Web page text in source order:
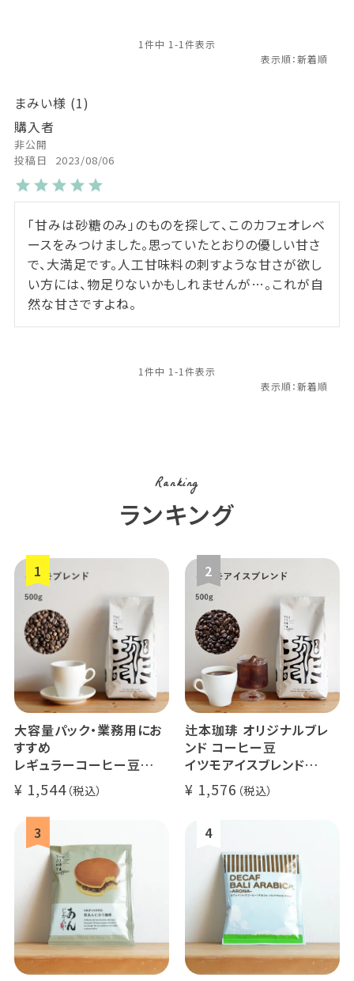
1件中 1 -1 件表示
まみい
1
購入者
非公開
投稿日
2023/08/06
「甘みは砂糖のみ」のものを探して、このカフェオレベ
ースをみつけました。思っていたとおりの優しい甘さ
で、大満足です。人工甘味料の刺すような甘さが欲し
い方には、物足りないかもしれませんが…。これが自
1件中 1 -1 件表示
Ranking
ランキング
大容量パック・業務用にお
すすめ
レギュラーコーヒー豆
イツモブレンド 500g
1,544
辻本珈琲 オリジナルブレ
ンド コーヒー豆
イツモアイスブレンド
500g
アイスコーヒーにオススメ
業務用 水出
煎りたて 新鮮コーヒー豆
自家焙煎
1,576